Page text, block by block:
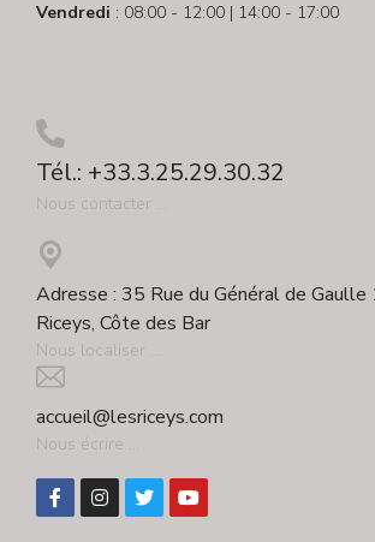
Vendredi : 08:00 - 12:00 | 14:00 - 17:00
Tél.: +33.3.25.29.30.32
Nous contacter ...
Adresse : 35 Rue du Général de
Riceys, Côte des Bar
Nous localiser ...
accueil@lesriceys.com
Nous écrire ...